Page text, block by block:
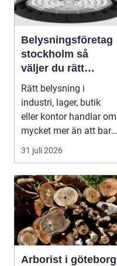
Belysningsföretag
stockholm så
väljer du rätt
partner för
professionell
ljussättning
Rätt belysning i
industri, lager, butik
eller kontor handlar om
mycket mer än att bara
få det ljust....
31 juli 2026
Arborist i göteborg